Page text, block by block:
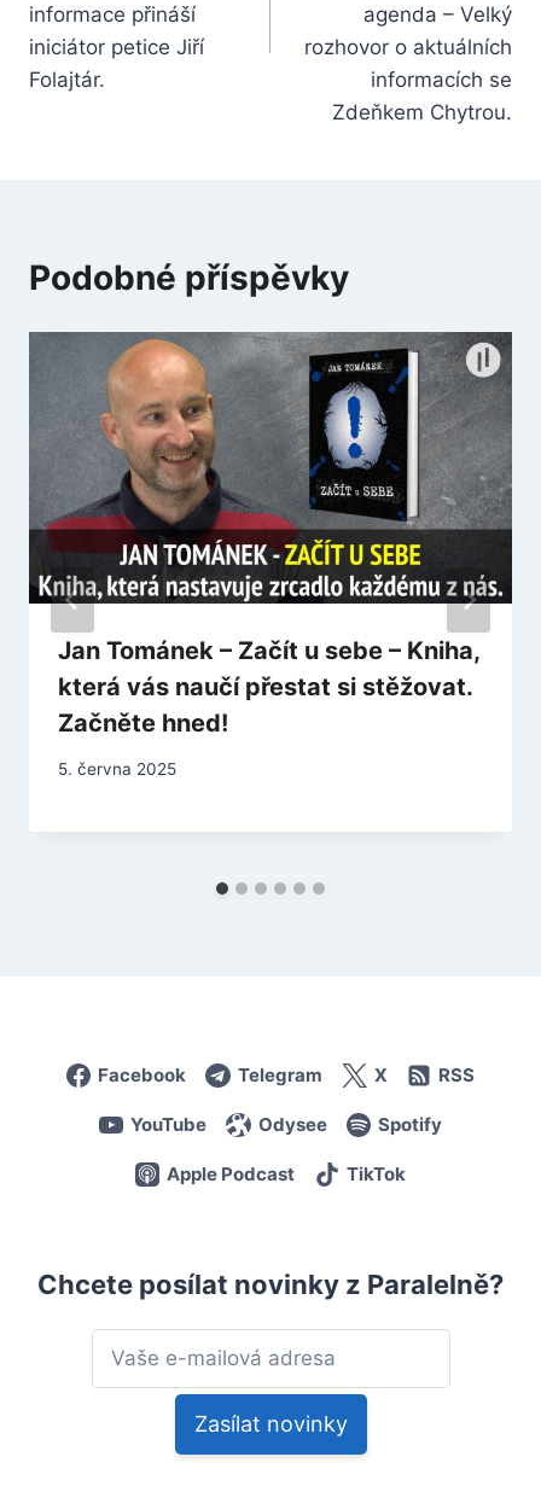
informace přináší
iniciátor petice Jiří
Folajtár.
agenda – Velký
rozhovor o aktuálních
informacích se
Zdeňkem Chytrou.
Podobné příspěvky
Jan Tománek – Začít u sebe – Kniha,
která vás naučí přestat si stěžovat.
Začněte hned!
5. června 2025
Facebook Telegram X RSS
YouTube Odysee Spotify
Apple Podcast TikTok
Chcete posílat novinky z Paralelně?